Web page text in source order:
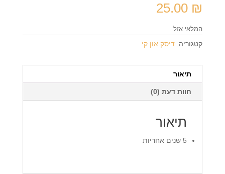
25.00 ₪
המלאי אזל
קטגוריה: דיסק און קי
תיאור
חוות דעת (0)
תיאור
5 שנים אחריות